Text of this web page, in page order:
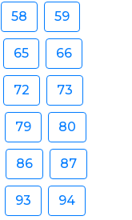
58 59
65 66
72 73
79 80
86 87
93 94